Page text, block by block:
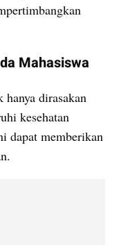
Mahasiswa
dirasakan
kesehatan
dapat memberikan